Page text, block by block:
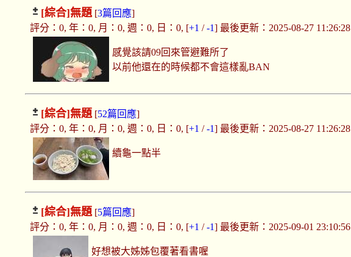
[綜合]無題 [3篇回應]
評分：0, 年：0, 月：0, 週：0, 日：0, [+1 /-1] 最後更新：2025-08-27 11:26:28
感覺該請09回來管避難所了
以前他還在的時候都不會這樣亂BAN
[綜合]無題 [52篇回應]
評分：0, 年：0, 月：0, 週：0, 日：0, [+1 /-1] 最後更新：2025-08-27 11:26:28
續龜一點半
[綜合]無題 [5篇回應]
評分：0, 年：0, 月：0, 週：0, 日：0, [+1 /-1] 最後更新：2025-09-01 23:10:56
好想被大姊姊包覆著看書喔